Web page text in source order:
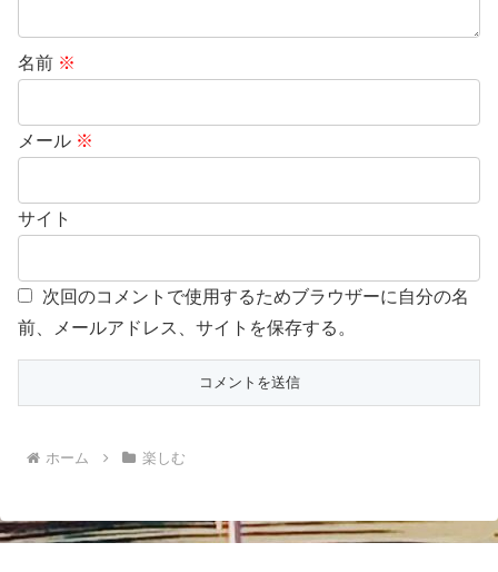
名前 ※
メール ※
サイト
次回のコメントで使用するためブラウザーに自分の名
前、メールアドレス、サイトを保存する。
ホーム 楽しむ